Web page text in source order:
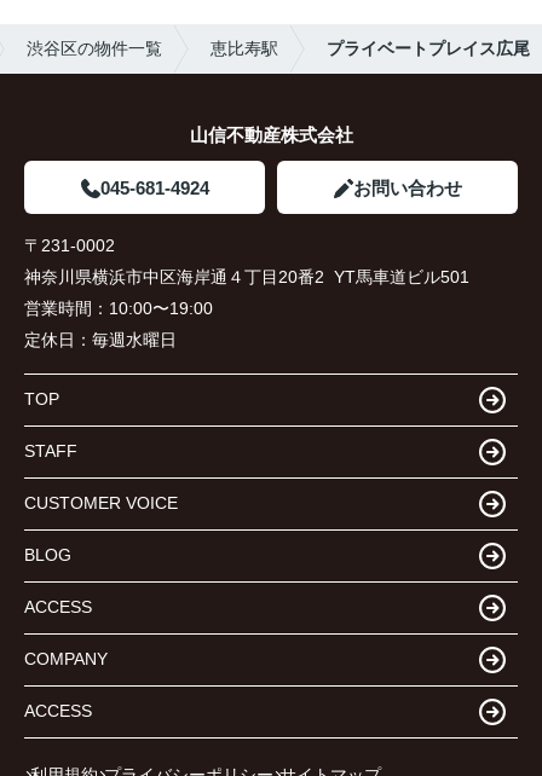
渋谷区の物件一覧 恵比寿駅 プライベートプレイス広尾
山信不動産株式会社
045-681-4924 お問い合わせ
〒231-0002
神奈川県横浜市中区海岸通４丁目20番2 YT馬車道ビル501
営業時間： 10:00〜19:00
定休日： 毎週水曜日
TOP
STAFF
CUSTOMER VOICE
BLOG
ACCESS
COMPANY
ACCESS